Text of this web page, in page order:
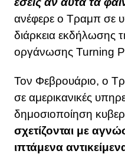
ανέφερε ο Τραμπ σε
διάρκεια εκδήλωσης
οργάνωσης Turning
Τον Φεβρουάριο, ο
σε αμερικανικές
δημοσιοποίηση
σχετίζονται με
ιπτάμενα